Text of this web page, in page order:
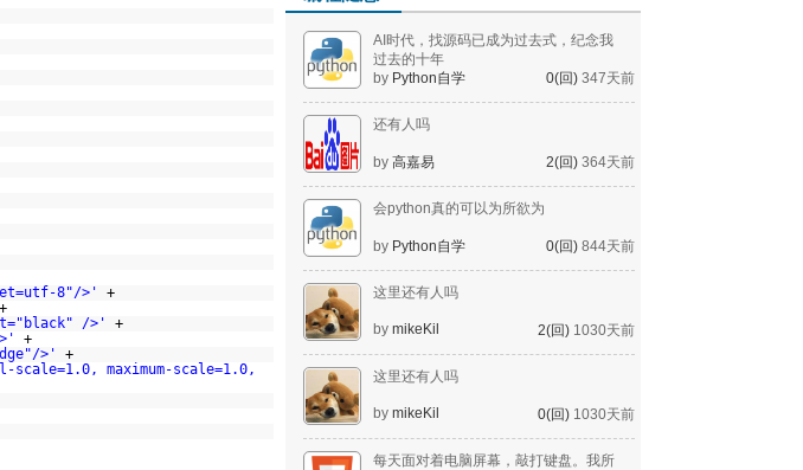
AI时代，找源码已成为过去式，纪念我
过去的十年
by Python自学 0(回) 347天前
还有人吗
by 高嘉易 2(回) 364天前
会python真的可以为所欲为
by Python自学 0(回) 844天前
这里还有人吗
by mikeKil 2(回) 1030天前
这里还有人吗
by mikeKil 0(回) 1030天前
每天面对着电脑屏幕，敲打键盘。我所
8"/>'
+
+
/>'
+
+
>'
+
maximum-scale=1.0,